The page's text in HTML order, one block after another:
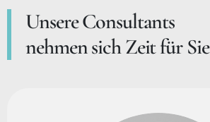
Unsere Consultants
nehmen sich Zeit für Sie